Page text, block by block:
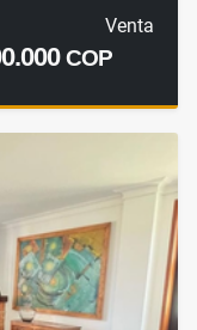
Venta
COP